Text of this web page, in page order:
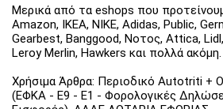
Μερικά από τα eshops που
Amazon, IKEA, NIKE, Adidas, Public,
Gearbest, Banggood, Νοτος, Attica,
Leroy Merlin, Hawkers και πολλά ακόμη.
Χρήσιμα Άρθρα: Περιοδικό Autotriti +
(ΕΦΚΑ - Ε9 - Ε1 - Φορολογικές